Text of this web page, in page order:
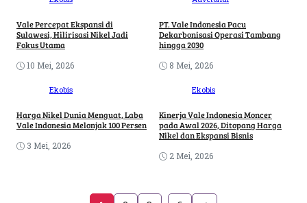
Vale Percepat Ekspansi di
Sulawesi, Hilirisasi Nikel Jadi
Fokus Utama
10 Mei, 2026
PT. Vale Indonesia Pacu
Dekarbonisasi Operasi Tambang
hingga 2030
8 Mei, 2026
Ekobis
Harga Nikel Dunia Menguat, Laba
Vale Indonesia Melonjak 100 Persen
3 Mei, 2026
Ekobis
Kinerja Vale Indonesia Moncer
pada Awal 2026, Ditopang Harga
Nikel dan Ekspansi Bisnis
2 Mei, 2026